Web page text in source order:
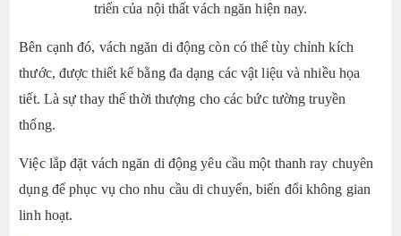
triển của nội thất vách ngăn hiện nay.
Bên cạnh đó, vách ngăn di động còn có thể tùy chỉnh kích
thước, được thiết kế bằng đa dạng các vật liệu và nhiều họa
tiết. Là sự thay thế thời thượng cho các bức tường truyền
thống.
Việc lắp đặt vách ngăn di động yêu cầu một thanh ray chuyên
dụng để phục vụ cho nhu cầu di chuyển, biến đổi không gian
linh hoạt.